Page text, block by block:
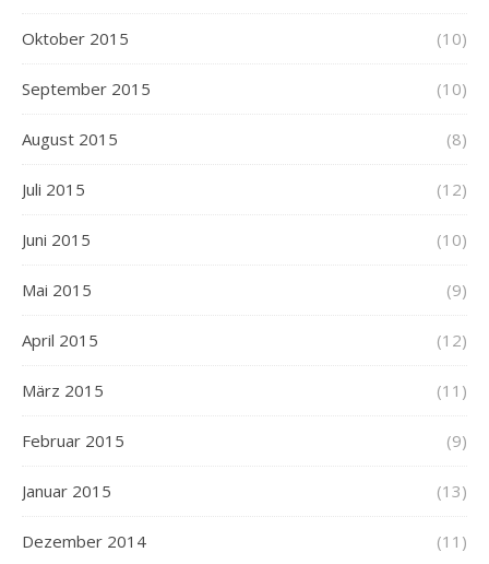
Oktober 2015 (10)
September 2015 (10)
August 2015 (8)
Juli 2015 (12)
Juni 2015 (10)
Mai 2015 (9)
April 2015 (12)
März 2015 (11)
Februar 2015 (9)
Januar 2015 (13)
Dezember 2014 (11)